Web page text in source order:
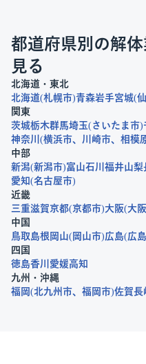
都道府県別の解
見る
北海道・東北
北海道 札幌市 青森岩手宮城
関東
茨城栃木群馬埼玉 さいたま市
神奈川
横浜市 川崎市
相模
中部
新潟 新潟市 富山石川 福井山梨
愛知 名古屋市
近畿
三重滋賀京都 京都市 大阪 大
中国
鳥取 島根 岡山 岡山市 広島 広
四国
徳島香川 愛媛高知
九州・沖縄
福岡 北九州市 福岡市 佐賀長